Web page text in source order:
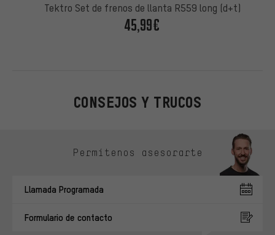
Tektro Set de frenos de llanta R559 long (d+t)
45,99€
CONSEJOS Y TRUCOS
Permítenos asesorarte
Llamada Programada
Formulario de contacto